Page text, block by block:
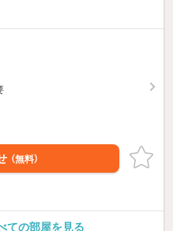
（無料）
ての部屋を見る